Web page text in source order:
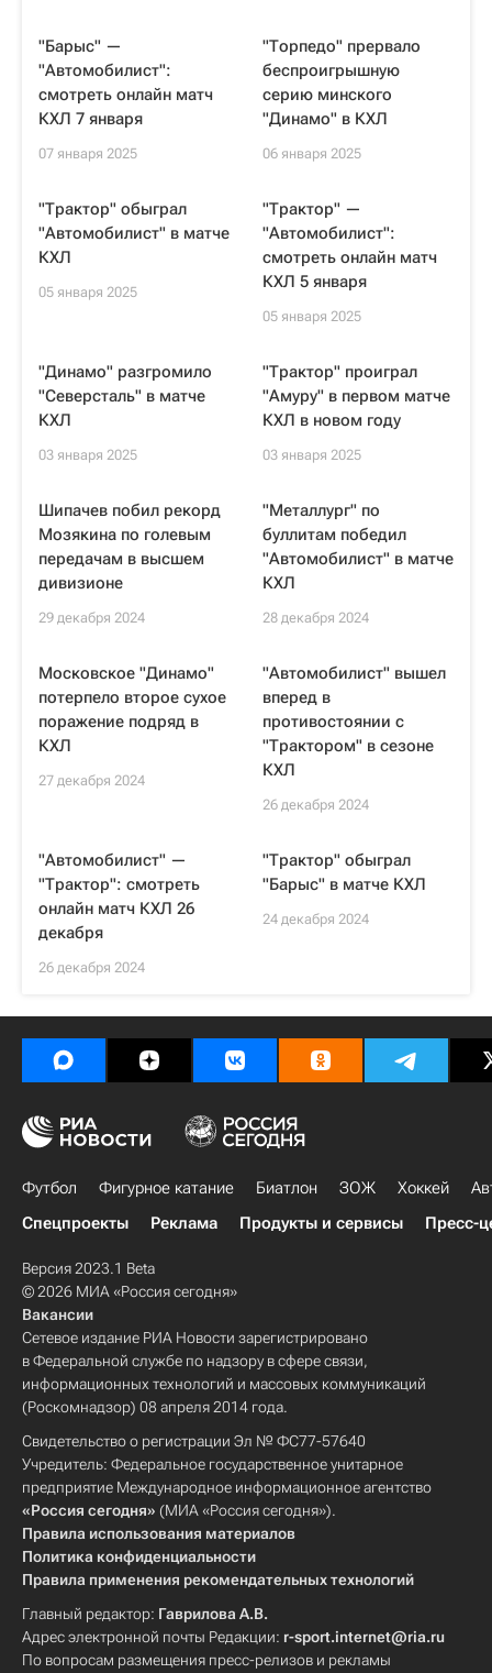
"Барыс" —
"Автомобилист":
смотреть онлайн матч
КХЛ 7 января
07 января 2025
"Торпедо" прервало
беспроигрышную
серию минского
"Динамо" в КХЛ
06 января 2025
"Трактор" обыграл
"Автомобилист" в матче
КХЛ
05 января 2025
"Трактор" —
"Автомобилист":
смотреть онлайн матч
КХЛ 5 января
05 января 2025
"Динамо" разгромило
"Северсталь" в матче
КХЛ
03 января 2025
"Трактор" проиграл
"Амуру" в первом матче
КХЛ в новом году
03 января 2025
Шипачев побил рекорд
Мозякина по голевым
передачам в высшем
дивизионе
29 декабря 2024
"Металлург" по
буллитам победил
"Автомобилист" в матче
КХЛ
28 декабря 2024
Московское "Динамо"
потерпело второе сухое
поражение подряд в
КХЛ
27 декабря 2024
"Автомобилист" вышел
вперед в
противостоянии с
"Трактором" в сезоне
КХЛ
26 декабря 2024
"Автомобилист" —
"Трактор": смотреть
онлайн матч КХЛ 26
декабря
26 декабря 2024
"Трактор" обыграл
"Барыс" в матче КХЛ
24 декабря 2024
Футбол Фигурное катание Биатлон ЗОЖ Хоккей
Спецпроекты
Реклама Продукты и сервисы Пресс-
Версия 2023.1 Beta
© 2026 МИА «Россия сегодня»
Вакансии
Сетевое издание РИА Новости зарегистрировано
в Федеральной службе по надзору в сфере связи,
информационных технологий и массовых коммуникаций
(Роскомнадзор) 08 апреля 2014 года.
Свидетельство о регистрации Эл № ФС77-57640
Учредитель: Федеральное государственное унитарное
предприятие Международное информационное агентство
«Россия сегодня» (МИА «Россия сегодня»).
Правила использования материалов
Политика конфиденциальности
Правила применения рекомендательных технологий
Главный редактор: Гаврилова А.В.
Адрес электронной почты Редакции: r-sport.internet@ria.ru
По вопросам размещения пресс-релизов и рекламы